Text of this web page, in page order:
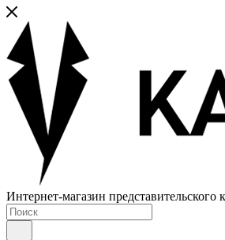
Интернет-магазин представительского